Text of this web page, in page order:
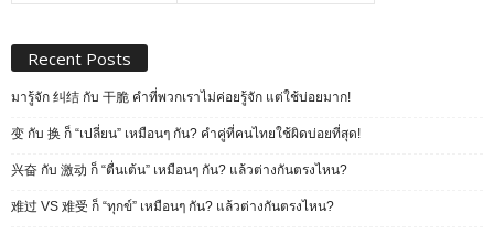
Recent Posts
มารู้จัก 纠结 กับ 干脆 คำที่พวกเราไม่ค่อยรู้จัก แต่ใช้บ่อยมาก!
变 กับ 换 ก็ “เปลี่ยน” เหมือนๆ กัน? คำคู่ที่คนไทยใช้ผิดบ่อยที่สุด!
兴奋 กับ 激动 ก็ “ตื่นเต้น” เหมือนๆ กัน? แล้วต่างกันตรงไหน?
难过 VS 难受 ก็ “ทุกข์” เหมือนๆ กัน? แล้วต่างกันตรงไหน?